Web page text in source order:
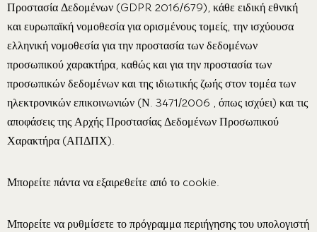
Προστασία Δεδομένων (GDPR 2016/679), κάθε ειδική εθνική
και ευρωπαϊκή νομοθεσία για ορισμένους τομείς, την ισχύουσα
ελληνική νομοθεσία για την προστασία των δεδομένων
προσωπικού χαρακτήρα, καθώς και για την προστασία των
προσωπικών δεδομένων και της ιδιωτικής ζωής στον τομέα των
ηλεκτρονικών επικοινωνιών (Ν. 3471/2006 , όπως ισχύει) και τις
αποφάσεις της Αρχής Προστασίας Δεδομένων Προσωπικού
Χαρακτήρα (ΑΠΔΠΧ).
Μπορείτε πάντα να εξαιρεθείτε από το cookie.
Μπορείτε να ρυθμίσετε το πρόγραμμα περιήγησης του υπολογιστή
ΤΑ ΔΩΜΑΤΙΑ ΜΑΣ
ΣΧΕΤΙΚΑ ΜΕ ΕΜΑΣ
ΕΠΙΚΟΙΝΩΝΙΑ
ΘΕΣΕΙΣ ΕΡΓΑΣΙΑΣ